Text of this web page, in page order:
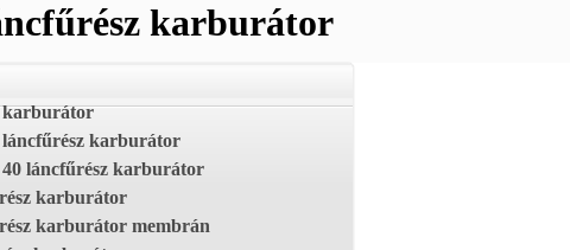
karburátor
karburátor
karburátor
láncfűrész karburátor
karburátor
karburátor membrán